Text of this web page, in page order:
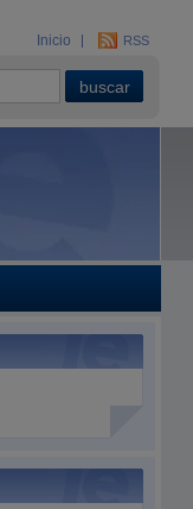
Inicio RSS